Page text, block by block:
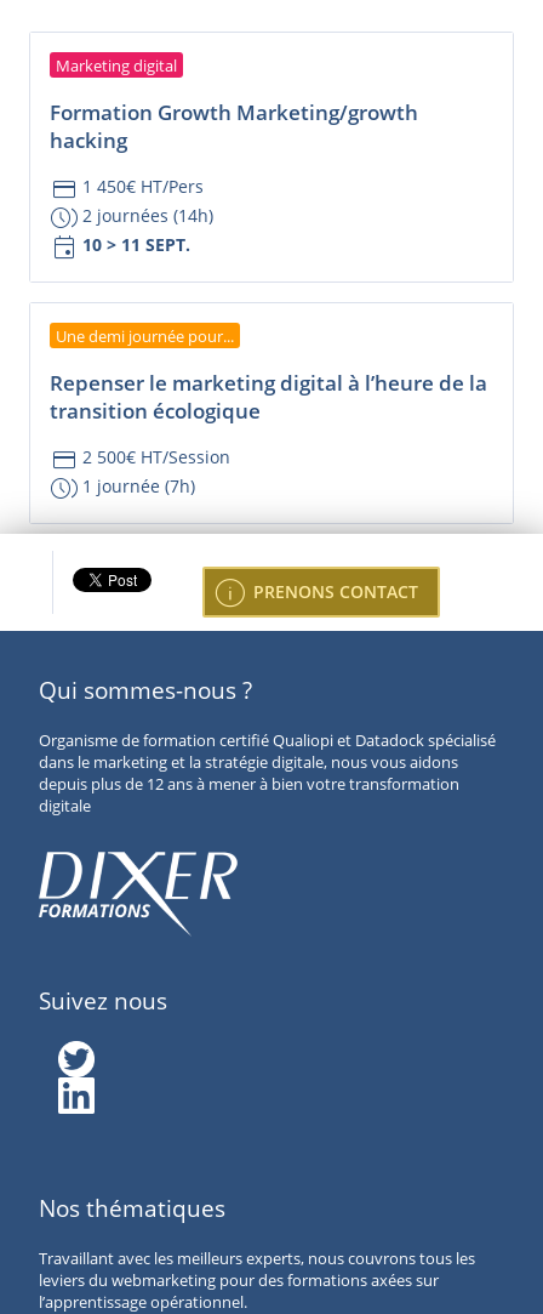
Marketing digital
Formation Growth Marketing/growth
hacking
credit_card 1 450€ HT/Pers
browse_gallery 2 journées (14h)
event 10 > 11 SEPT.
Une demi journée pour...
Repenser le marketing digital à l’heure de la
transition écologique
credit_card 2 500€ HT/Session
browse_gallery 1 journée (7h)
info PRENONS CONTACT
Qui sommes-nous ?
Organisme de formation certifié Qualiopi et Datadock spécialisé
dans le marketing et la stratégie digitale, nous vous aidons
depuis plus de 12 ans à mener à bien votre transformation
digitale
Suivez nous
Nos thématiques
Travaillant avec les meilleurs experts, nous couvrons tous les
leviers du webmarketing pour des formations axées sur
l’apprentissage opérationnel.